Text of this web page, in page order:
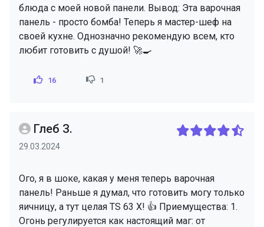
блюда с моей новой панели. Вывод: Эта варочная
панель - просто бомба! Теперь я мастер-шеф на
своей кухне. Однозначно рекомендую всем, кто
любит готовить с душой! 🚀🍳
16 1
Глеб З.
29.03.2024
Ого, я в шоке, какая у меня теперь варочная
панель! Раньше я думал, что готовить могу только
яичницу, а тут целая TS 63 X! 👍 Приемущества: 1.
Огонь регулируется как настоящий маг: от